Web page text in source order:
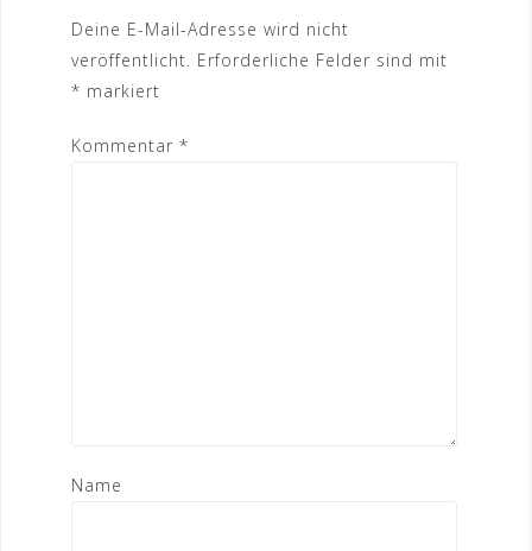
Deine E-Mail-Adresse wird nicht
veröffentlicht. Erforderliche Felder sind mit
* markiert
Kommentar *
Name